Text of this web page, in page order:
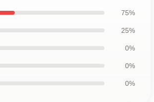
75%
25%
0%
0%
0%